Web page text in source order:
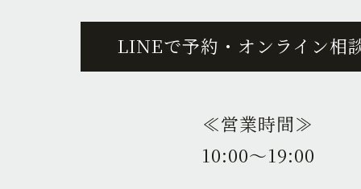
LINEで予約・オンライン相
≪営業時間≫
10:00〜19:00